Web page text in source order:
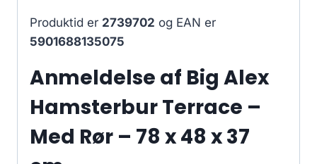
Produktid er 2739702 og EAN er
5901688135075
Anmeldelse af Big Alex
Hamsterbur Terrace –
Med Rør – 78 x 48 x 37